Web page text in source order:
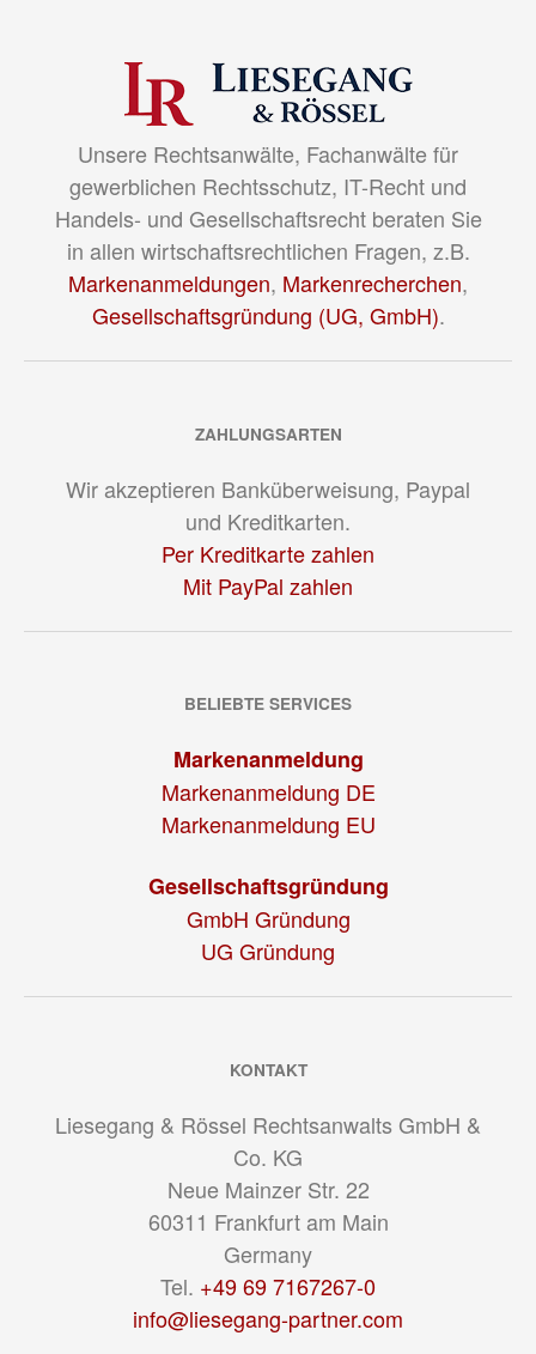
Unsere Rechtsanwälte, Fachanwälte für
gewerblichen Rechtsschutz, IT-Recht und
Handels- und Gesellschaftsrecht beraten Sie
in allen wirtschaftsrechtlichen Fragen, z.B.
Markenanmeldungen, Markenrecherchen,
Gesellschaftsgründung (UG, GmbH).
ZAHLUNGSARTEN
Wir akzeptieren Banküberweisung, Paypal
und Kreditkarten.
Per Kreditkarte zahlen
Mit PayPal zahlen
BELIEBTE SERVICES
Markenanmeldung
Markenanmeldung DE
Markenanmeldung EU
Gesellschaftsgründung
GmbH Gründung
UG Gründung
KONTAKT
Liesegang & Rössel Rechtsanwalts GmbH &
Co. KG
Neue Mainzer Str. 22
60311 Frankfurt am Main
Germany
Tel. +49 69 7167267-0
info@liesegang-partner.com